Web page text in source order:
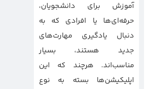
آموزش برای دانشجویان،
حرفه‌ای‌ها یا افرادی که به
دنبال یادگیری مهارت‌های
جدید هستند، بسیار
مناسب‌اند. هرچند که این
اپلیکیشن‌ها بسته به نوع